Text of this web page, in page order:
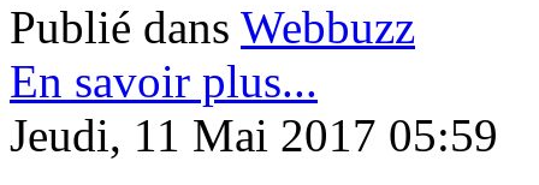
Publié dans Webbuzz
En savoir plus...
Jeudi, 11 Mai 2017 05:59